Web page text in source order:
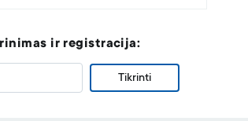
ir registracija:
Tikrinti